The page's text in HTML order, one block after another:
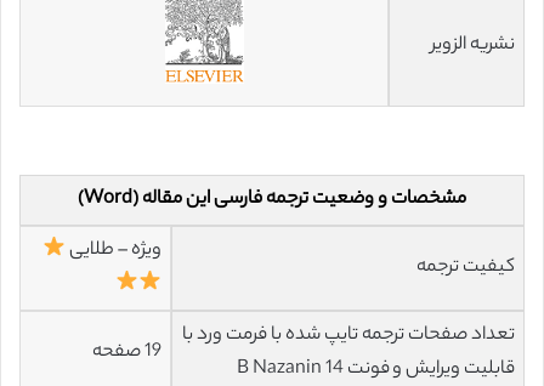
نشریه الزویر
مشخصات و وضعیت ترجمه فارسی این مقاله (Word)
کیفیت ترجمه
ویژه – طلایی
تعداد صفحات ترجمه تایپ شده با فرمت ورد با
قابلیت ویرایش و فونت 14 B Nazanin
19 صفحه